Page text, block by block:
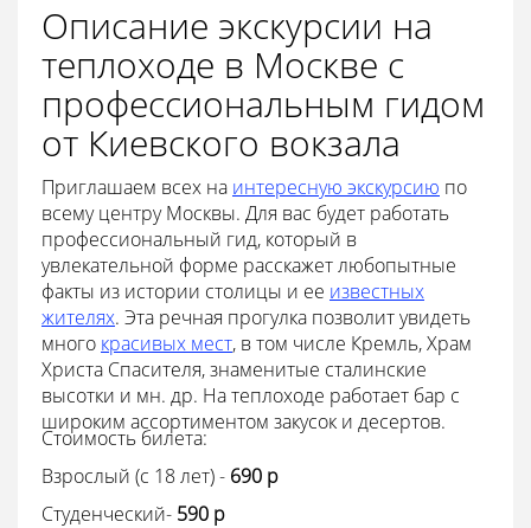
Описание экскурсии на
теплоходе в Москве с
профессиональным гидом
от Киевского вокзала
Приглашаем всех на интересную экскурсию по
всему центру Москвы. Для вас будет работать
профессиональный гид, который в
увлекательной форме расскажет любопытные
факты из истории столицы и ее известных
жителях. Эта речная прогулка позволит увидеть
много красивых мест, в том числе Кремль, Храм
Христа Спасителя, знаменитые сталинские
высотки и мн. др. На теплоходе работает бар с
широким ассортиментом закусок и десертов.
Стоимость билета:
Взрослый (с 18 лет) - 690 p
Студенческий- 590 p